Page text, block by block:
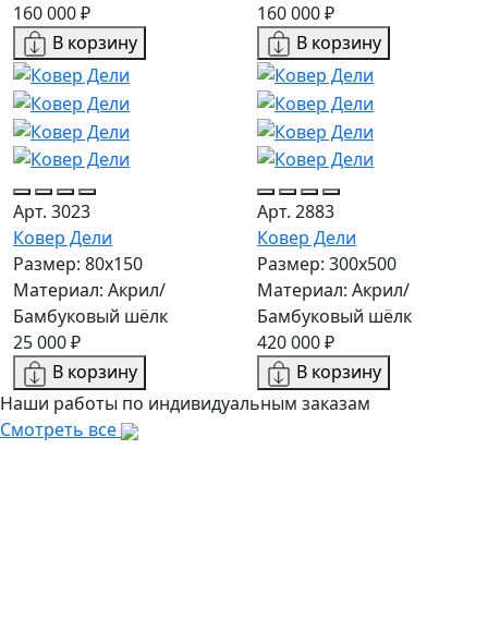
160 000 ₽
В корзину
160 000 ₽
В корзину
Арт. 3023
Ковер Дели
Размер: 80x150
Материал: Акрил/
Бамбуковый шёлк
25 000 ₽
В корзину
Арт. 2883
Ковер Дели
Размер: 300х500
Материал: Акрил/
Бамбуковый шёлк
420 000 ₽
В корзину
Наши работы по индивидуальным заказам
Смотреть все